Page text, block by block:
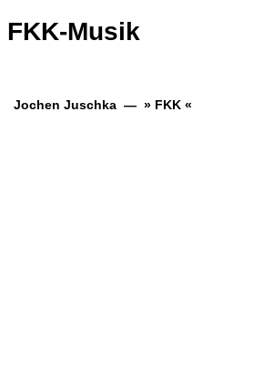
FKK-Musik
Jochen Juschka — » FKK «